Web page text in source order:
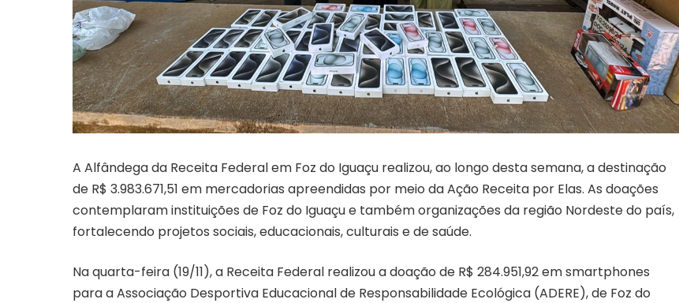
A Alfândega da Receita Federal em Foz do Iguaçu realizou, ao longo desta semana, a destinação
de R$ 3.983.671,51 em mercadorias apreendidas por meio da Ação Receita por Elas. As doações
contemplaram instituições de Foz do Iguaçu e também organizações da região Nordeste do país,
fortalecendo projetos sociais, educacionais, culturais e de saúde.
Na quarta-feira (19/11), a Receita Federal realizou a doação de R$ 284.951,92 em smartphones
para a Associação Desportiva Educacional de Responsabilidade Ecológica (ADERE), de Foz do